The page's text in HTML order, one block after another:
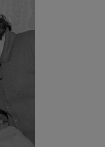
do celów identyfikacji.
pomiar reklam i treści,